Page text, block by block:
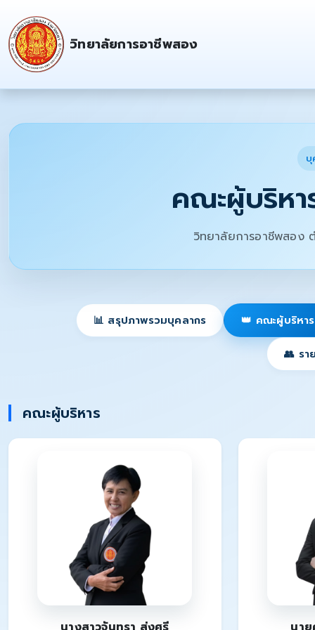
วิทยาลัยการอาชีพสอง
บุ
คณะผู้บริห
วิทยาลัยการอาชีพสอง
📊 สรุปภาพรวมบุคลากร 👑 คณะผู้บริหาร
👥 ร
คณะผู้บริหาร